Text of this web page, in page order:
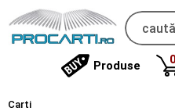
Produse
Carti